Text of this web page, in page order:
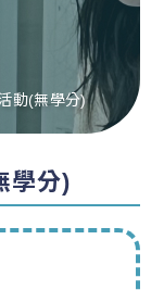
動(無學分)
學分)